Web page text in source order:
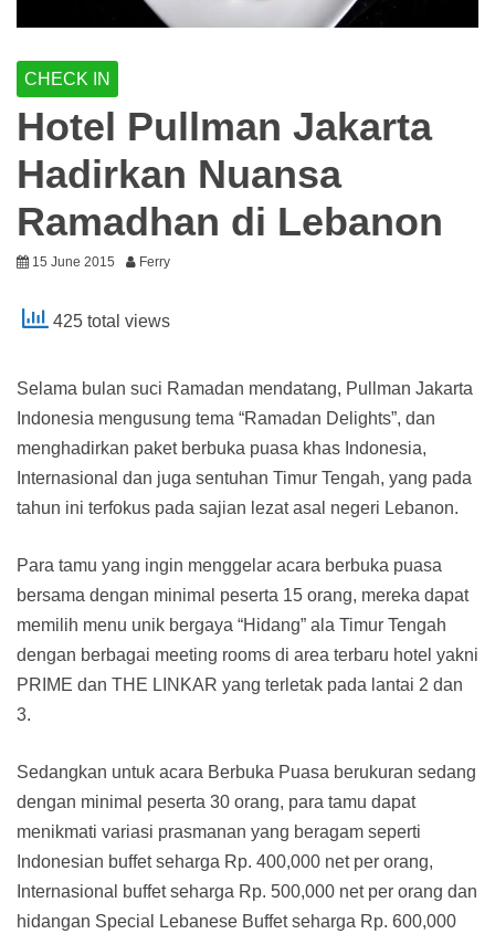
CHECK IN
Hotel Pullman Jakarta
Hadirkan Nuansa
Ramadhan di Lebanon
15 June 2015 Ferry
425 total views
Selama bulan suci Ramadan mendatang, Pullman Jakarta
Indonesia mengusung tema “Ramadan Delights”, dan
menghadirkan paket berbuka puasa khas Indonesia,
Internasional dan juga sentuhan Timur Tengah, yang pada
tahun ini terfokus pada sajian lezat asal negeri Lebanon.
Para tamu yang ingin menggelar acara berbuka puasa
bersama dengan minimal peserta 15 orang, mereka dapat
memilih menu unik bergaya “Hidang” ala Timur Tengah
dengan berbagai meeting rooms di area terbaru hotel yakni
PRIME dan THE LINKAR yang terletak pada lantai 2 dan
3.
Sedangkan untuk acara Berbuka Puasa berukuran sedang
dengan minimal peserta 30 orang, para tamu dapat
menikmati variasi prasmanan yang beragam seperti
Indonesian buffet seharga Rp. 400,000 net per orang,
Internasional buffet seharga Rp. 500,000 net per orang dan
hidangan Special Lebanese Buffet seharga Rp. 600,000